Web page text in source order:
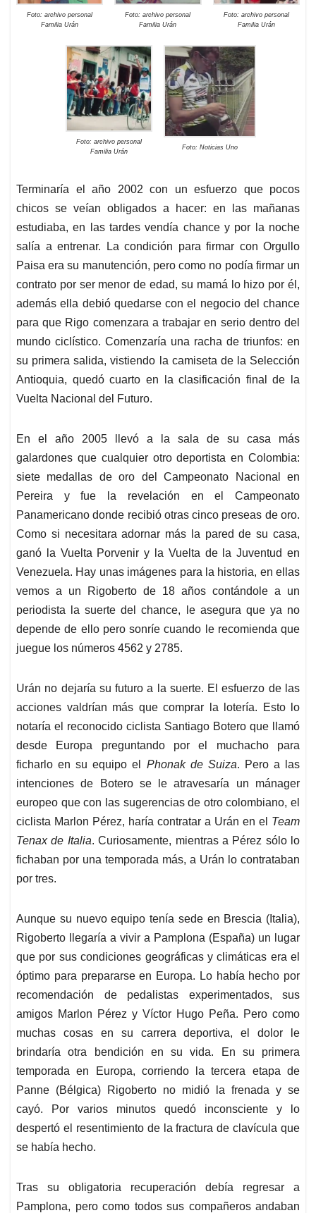
Foto: archivo personal
Familia Urán
Foto: archivo personal
Familia Urán
Foto: archivo personal
Familia Urán
Foto: archivo personal
Familia Urán
Foto: Noticias Uno
Terminaría el año 2002 con un esfuerzo que pocos
chicos se veían obligados a hacer: en las mañanas
estudiaba, en las tardes vendía chance y por la noche
salía a entrenar. La condición para firmar con Orgullo
Paisa era su manutención, pero como no podía firmar un
contrato por ser menor de edad, su mamá lo hizo por él,
además ella debió quedarse con el negocio del chance
para que Rigo comenzara a trabajar en serio dentro del
mundo ciclístico. Comenzaría una racha de triunfos: en
su primera salida, vistiendo la camiseta de la Selección
Antioquia, quedó cuarto en la clasificación final de la
Vuelta Nacional del Futuro.
En el año 2005 llevó a la sala de su casa más
galardones que cualquier otro deportista en Colombia:
siete medallas de oro del Campeonato Nacional en
Pereira y fue la revelación en el Campeonato
Panamericano donde recibió otras cinco preseas de oro.
Como si necesitara adornar más la pared de su casa,
ganó la Vuelta Porvenir y la Vuelta de la Juventud en
Venezuela. Hay unas imágenes para la historia, en ellas
vemos a un Rigoberto de 18 años contándole a un
periodista la suerte del chance, le asegura que ya no
depende de ello pero sonríe cuando le recomienda que
juegue los números 4562 y 2785.
Urán no dejaría su futuro a la suerte. El esfuerzo de las
acciones valdrían más que comprar la lotería. Esto lo
notaría el reconocido ciclista Santiago Botero que llamó
desde Europa preguntando por el muchacho para
ficharlo en su equipo el Phonak de Suiza. Pero a las
intenciones de Botero se le atravesaría un mánager
europeo que con las sugerencias de otro colombiano, el
ciclista Marlon Pérez, haría contratar a Urán en el Team
Tenax de Italia. Curiosamente, mientras a Pérez sólo lo
fichaban por una temporada más, a Urán lo contrataban
por tres.
Aunque su nuevo equipo tenía sede en Brescia (Italia),
Rigoberto llegaría a vivir a Pamplona (España) un lugar
que por sus condiciones geográficas y climáticas era el
óptimo para prepararse en Europa. Lo había hecho por
recomendación de pedalistas experimentados, sus
amigos Marlon Pérez y Víctor Hugo Peña. Pero como
muchas cosas en su carrera deportiva, el dolor le
brindaría otra bendición en su vida. En su primera
temporada en Europa, corriendo la tercera etapa de
Panne (Bélgica) Rigoberto no midió la frenada y se
cayó. Por varios minutos quedó inconsciente y lo
despertó el resentimiento de la fractura de clavícula que
se había hecho.
Tras su obligatoria recuperación debía regresar a
Pamplona, pero como todos sus compañeros andaban